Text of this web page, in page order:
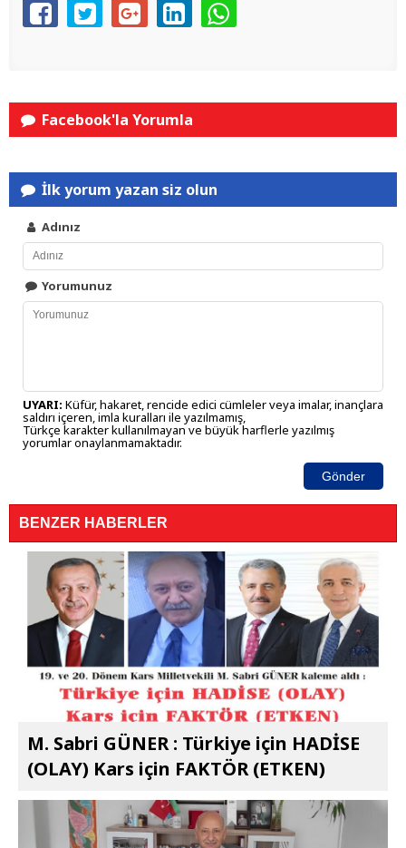
Facebook'la Yorumla
İlk yorum yazan siz olun
Adınız
Yorumunuz
UYARI: Küfür, hakaret, rencide edici cümleler veya imalar, inançlara
saldırı içeren, imla kuralları ile yazılmamış,
Türkçe karakter kullanılmayan ve büyük harflerle yazılmış
yorumlar onaylanmamaktadır.
Gönder
BENZER HABERLER
M. Sabri GÜNER : Türkiye için HADİSE
(OLAY) Kars için FAKTÖR (ETKEN)